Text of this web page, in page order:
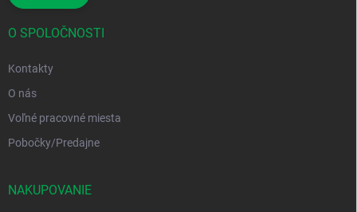
O SPOLOČNOSTI
Kontakty
O nás
Voľné pracovné miesta
Pobočky/Predajne
NAKUPOVANIE